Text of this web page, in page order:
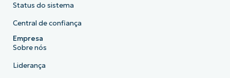
Status do sistema
Central de confiança
Empresa
Sobre nós
Liderança